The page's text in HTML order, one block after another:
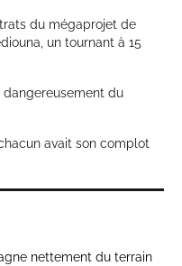
du mégaprojet de
un tournant à 15
dangereusement du
avait son complot
nettement du terrain